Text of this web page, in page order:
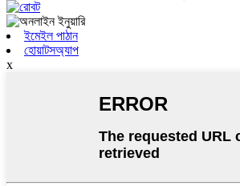
ইমেইল পাঠান
হোয়াটসঅ্যাপ
x